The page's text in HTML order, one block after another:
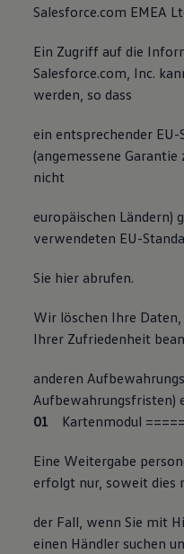
Salesforce.com EMEA
Ein Zugriff auf die
Salesforce.com, Inc.
werden, so dass
ein entsprechender
(angemessene
nicht
europäischen Ländern)
verwendeten EU-
Sie hier abrufen.
Wir löschen Ihre
Ihrer Zufriedenheit
anderen
Aufbewahrungsfristen)
Kartenmodul ==
Eine Weitergabe
erfolgt nur, soweit dies
der Fall, wenn Sie mit
einen Händler suchen